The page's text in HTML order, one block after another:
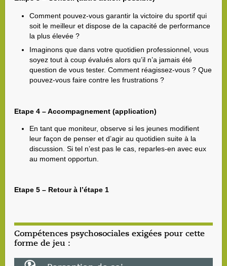
Comment pouvez-vous garantir la victoire du sportif qui
soit le meilleur et dispose de la capacité de performance
la plus élevée ?
Imaginons que dans votre quotidien professionnel, vous
soyez tout à coup évalués alors qu’il n’a jamais été
question de vous tester. Comment réagissez-vous ? Que
pouvez-vous faire contre les frustrations ?
Etape 4 – Accompagnement (application)
En tant que moniteur, observe si les jeunes modifient
leur façon de penser et d’agir au quotidien suite à la
discussion. Si tel n’est pas le cas, reparles-en avec eux
au moment opportun.
Etape 5 – Retour à l’étape 1
Compétences psychosociales exigées pour cette
forme de jeu :